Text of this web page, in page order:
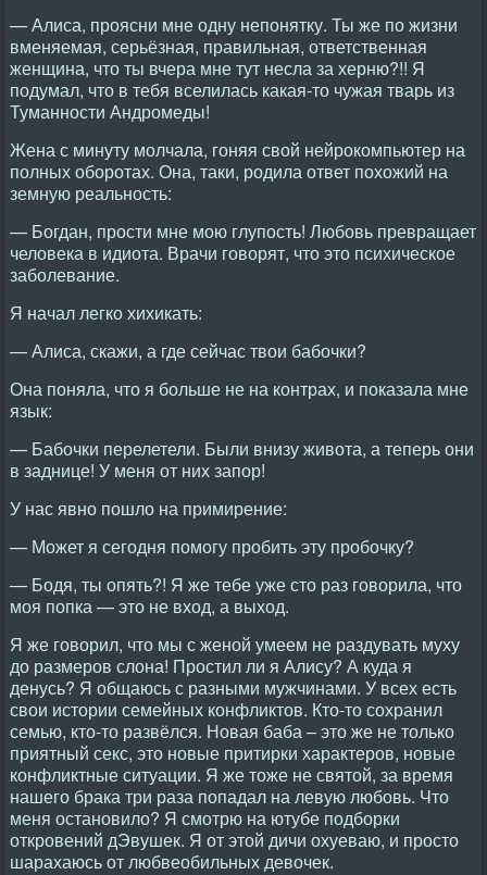
— Алиса, проясни мне одну непонятку. Ты же по жизни
вменяемая, серьёзная, правильная, ответственная
женщина, что ты вчера мне тут несла за херню?!! Я
подумал, что в тебя вселилась какая-то чужая тварь из
Туманности Андромеды!
Жена с минуту молчала, гоняя свой нейрокомпьютер на
полных оборотах. Она, таки, родила ответ похожий на
земную реальность:
— Богдан, прости мне мою глупость! Любовь превращает
человека в идиота. Врачи говорят, что это психическое
заболевание.
Я начал легко хихикать:
— Алиса, скажи, а где сейчас твои бабочки?
Она поняла, что я больше не на контрах, и показала мне
язык:
— Бабочки перелетели. Были внизу живота, а теперь они
в заднице! У меня от них запор!
У нас явно пошло на примирение:
— Может я сегодня помогу пробить эту пробочку?
— Бодя, ты опять?! Я же тебе уже сто раз говорила, что
моя попка — это не вход, а выход.
Я же говорил, что мы с женой умеем не раздувать муху
до размеров слона! Простил ли я Алису? А куда я
денусь? Я общаюсь с разными мужчинами. У всех есть
свои истории семейных конфликтов. Кто-то сохранил
семью, кто-то развёлся. Новая баба – это же не только
приятный секс, это новые притирки характеров, новые
конфликтные ситуации. Я же тоже не святой, за время
нашего брака три раза попадал на левую любовь. Что
меня остановило? Я смотрю на ютубе подборки
откровений дЭвушек. Я от этой дичи охуеваю, и просто
шарахаюсь от любвеобильных девочек.